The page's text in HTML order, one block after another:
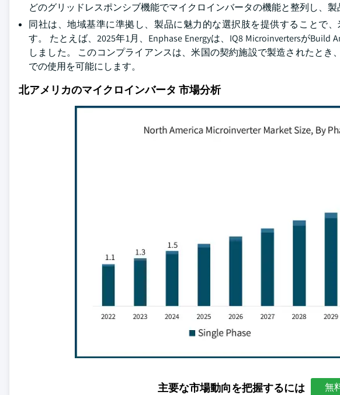
どのグリッドレスポンシブ機能でマイクロインバータの機能と整列し、製
同社は、地域基準に準拠し、製品に魅力的な選択肢を提供することで
す。 たとえば、2025年1月、Enphase Energyは、IQ8 MicroinvertersがBuild
しました。 このコンプライアンスは、米国の契約施設で製造されたとき
での使用を可能にします。
北アメリカのマイクロインバータ 市場分析
主要な市場動向を把握するには 無